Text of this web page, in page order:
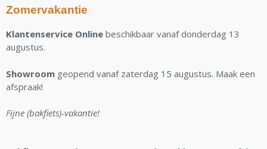
Zomervakantie
Klantenservice Online beschikbaar vanaf donderdag 13
augustus.
Showroom geopend vanaf zaterdag 15 augustus. Maak een
afspraak!
Fijne (bakfiets)-vakantie!